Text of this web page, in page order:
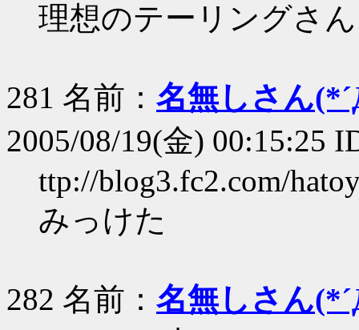
理想のテーリングさ
281 名前： 名無しさん
2005/08/19(金) 00:15:25
ttp://blog3.fc2.com/
みっけた
282 名前： 名無しさん